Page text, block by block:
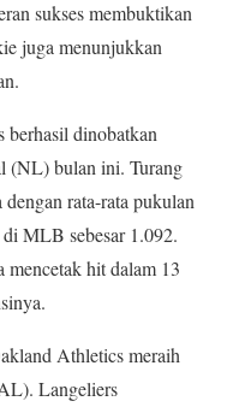
sukses membuktikan
juga menunjukkan
dinobatkan
(NL) bulan ini. Turang
rata-rata pukulan
MLB sebesar 1.092.
hit dalam 13
Athletics meraih
Langeliers